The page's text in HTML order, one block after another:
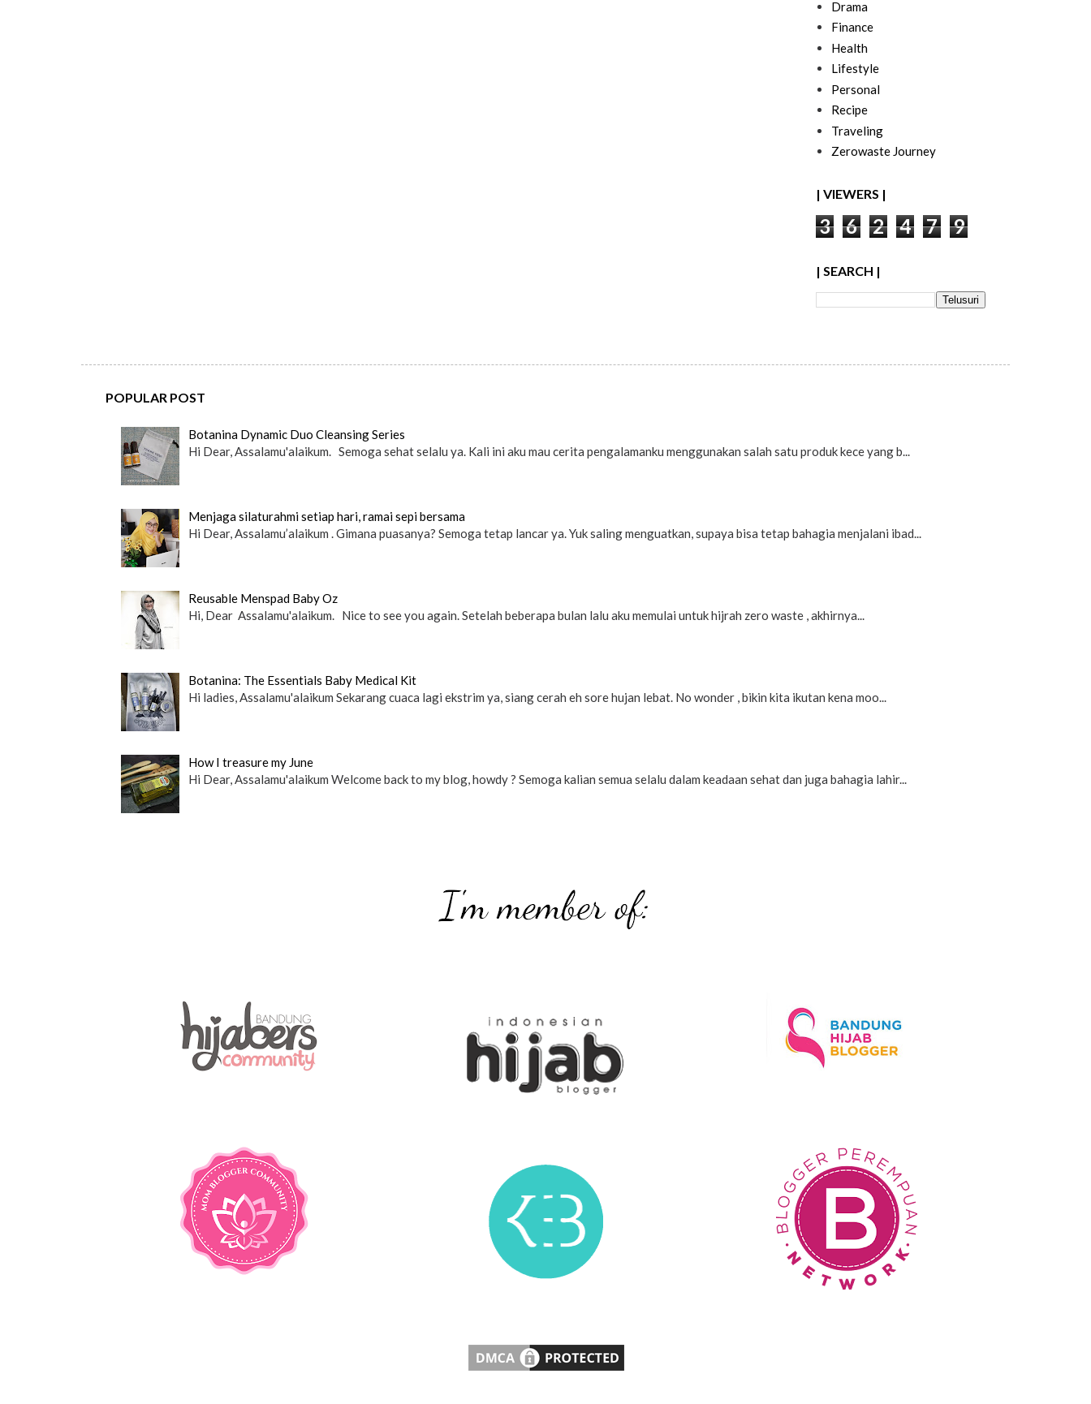
Drama
Finance
Health
Lifestyle
Personal
Recipe
Traveling
Zerowaste Journey
| VIEWERS |
3 6 2 4 7 9
| SEARCH |
POPULAR POST
Botanina Dynamic Duo Cleansing Series
Hi Dear, Assalamu'alaikum. Semoga sehat selalu ya. Kali ini aku mau cerita pengalamanku menggunakan salah satu produk kece yang b...
Menjaga silaturahmi setiap hari, ramai sepi bersama
Hi Dear, Assalamu’alaikum . Gimana puasanya? Semoga tetap lancar ya. Yuk saling menguatkan, supaya bisa tetap bahagia menjalani ibad...
Reusable Menspad Baby Oz
Hi, Dear Assalamu'alaikum. Nice to see you again. Setelah beberapa bulan lalu aku memulai untuk hijrah zero waste , akhirnya...
Botanina: The Essentials Baby Medical Kit
Hi ladies, Assalamu'alaikum Sekarang cuaca lagi ekstrim ya, siang cerah eh sore hujan lebat. No wonder , bikin kita ikutan kena moo...
How I treasure my June
Hi Dear, Assalamu'alaikum Welcome back to my blog, howdy ? Semoga kalian semua selalu dalam keadaan sehat dan juga bahagia lahir...